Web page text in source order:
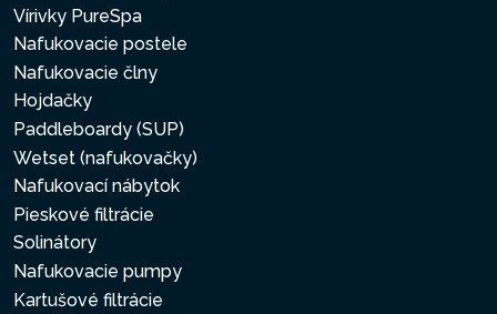
Vírivky PureSpa
Nafukovacie postele
Nafukovacie člny
Hojdačky
Paddleboardy (SUP)
Wetset (nafukovačky)
Nafukovací nábytok
Pieskové filtrácie
Solinátory
Nafukovacie pumpy
Kartušové filtrácie